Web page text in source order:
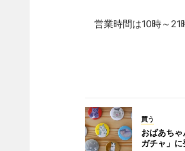
営業時間は10時～21
買う
おばあち
ガチャ」に